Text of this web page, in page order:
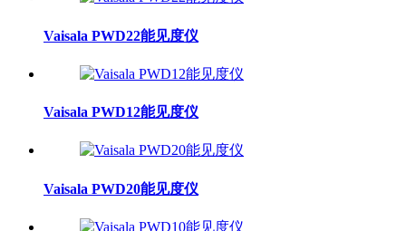
Vaisala PWD22能见度仪
Vaisala PWD12能见度仪
Vaisala PWD20能见度仪